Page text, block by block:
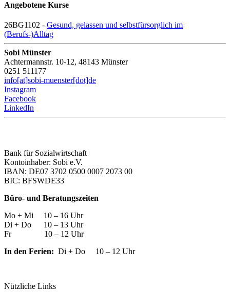
Angebotene Kurse
26BG1102 - Gesund, gelassen und selbstfürsorglich im
(Berufs-)Alltag
Sobi Münster
Achtermannstr. 10-12, 48143 Münster
0251 511177
info[at]sobi-muenster[dot]de
Instagram
Facebook
LinkedIn
Bank für Sozialwirtschaft
Kontoinhaber: Sobi e.V.
IBAN: DE07 3702 0500 0007 2073 00
BIC: BFSWDE33
Büro- und Beratungszeiten
Mo + Mi 10 – 16 Uhr
Di + Do 10 – 13 Uhr
Fr 10 – 12 Uhr
In den Ferien: Di + Do 10 – 12 Uhr
Nützliche Links